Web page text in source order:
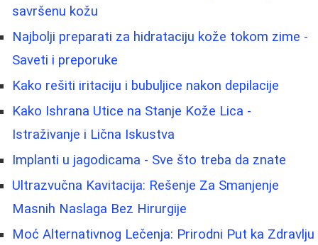
savršenu kožu
Najbolji preparati za hidrataciju kože tokom zime -
Saveti i preporuke
Kako rešiti iritaciju i bubuljice nakon depilacije
Kako Ishrana Utice na Stanje Kože Lica -
Istraživanje i Lična Iskustva
Implanti u jagodicama - Sve što treba da znate
Ultrazvučna Kavitacija: Rešenje Za Smanjenje
Masnih Naslaga Bez Hirurgije
Moć Alternativnog Lečenja: Prirodni Put ka Zdravlju